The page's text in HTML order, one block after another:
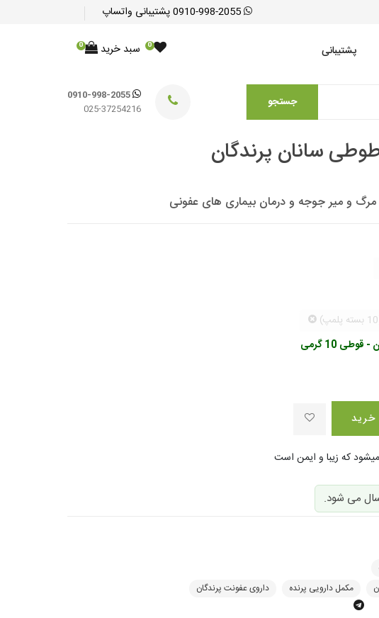
0910-998-2055پشتیبانی واتساپ
پشتیبانی 0 سبد خرید 0
جستجو
0910-998-2055
025-37254216
سانان پرندگان
مرگ و میر جوجه و درمان بیماری های عفونی
10 گرمی
می شود.
مکمل دارویی پرنده داروی عفونت پرندگان